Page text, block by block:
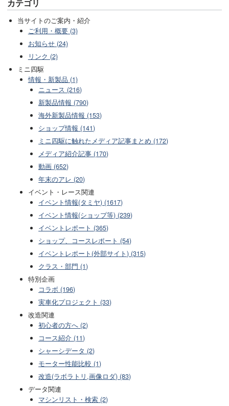
カテゴリ
当サイトのご案内・紹介
ご利用・概要 (3)
お知らせ (24)
リンク (2)
ミニ四駆
情報・新製品 (1)
ニュース (216)
新製品情報 (790)
海外新製品情報 (153)
ショップ情報 (141)
ミニ四駆に触れたメディア記事まとめ (172)
メディア紹介記事 (170)
動画 (652)
年末のアレ (20)
イベント・レース関連
イベント情報(タミヤ) (1617)
イベント情報(ショップ等) (239)
イベントレポート (365)
ショップ、コースレポート (54)
イベントレポート(外部サイト) (315)
クラス・部門 (1)
特別企画
コラボ (196)
実車化プロジェクト (33)
改造関連
初心者の方へ (2)
コース紹介 (11)
シャーシデータ (2)
モーター性能比較 (1)
改造(ラボラトリ,画像ロダ) (83)
データ関連
マシンリスト・検索 (2)